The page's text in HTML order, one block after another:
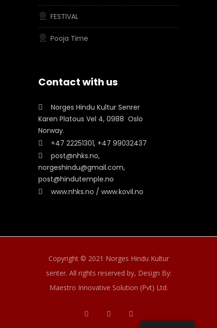
FESTIVAL
Pooja Time
Contact with us
Norges Hindu Kultur Senrer
Karen Platous Vel 4, 0988 Oslo
Norway.
+47 22251301, +47 99032437
post@nhks.no,
norgeshindu@gmail.com,
post@hindutemple.no
www.nhks.no / www.kovil.no
Copyright © 2021 Norges Hindu Kultur
senter. All rights reserved by, Design By:
Maestro Innovative Solution (Pvt) Ltd.